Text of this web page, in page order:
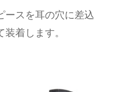
ースを耳の穴に差込
着します。